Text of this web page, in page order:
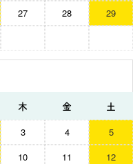
27 28
29
木 金 土
3 4
5
10 11
12